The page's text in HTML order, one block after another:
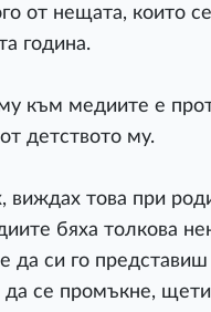
от нещата, които
година.
към медиите е
детството му.
виждах това при
бяха толкова
да си го представиш
да се промъкне,